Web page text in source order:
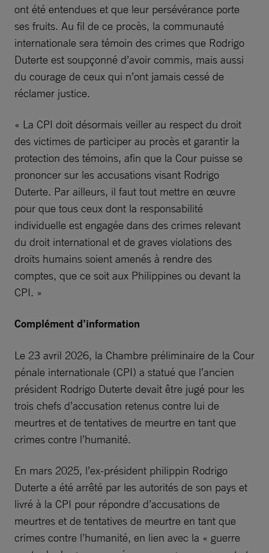
ont été entendues et que leur persévérance porte
ses fruits. Au fil de ce procès, la communauté
internationale sera témoin des crimes que Rodrigo
Duterte est soupçonné d’avoir commis, mais aussi
du courage de ceux qui n’ont jamais cessé de
réclamer justice.
« La CPI doit désormais veiller au respect du droit
des victimes de participer au procès et garantir la
protection des témoins, afin que la Cour puisse se
prononcer sur les accusations visant Rodrigo
Duterte. Par ailleurs, il faut tout mettre en œuvre
pour que tous ceux dont la responsabilité
individuelle est engagée dans des crimes relevant
du droit international et de graves violations des
droits humains soient amenés à rendre des
comptes, que ce soit aux Philippines ou devant la
CPI. »
Complément d’information
Le 23 avril 2026, la Chambre préliminaire de la Cour
pénale internationale (CPI) a statué que l’ancien
président Rodrigo Duterte devait être jugé pour les
trois chefs d’accusation retenus contre lui de
meurtres et de tentatives de meurtre en tant que
crimes contre l’humanité.
En mars 2025, l’ex-président philippin Rodrigo
Duterte a été arrêté par les autorités de son pays et
livré à la CPI pour répondre d’accusations de
meurtres et de tentatives de meurtre en tant que
crimes contre l’humanité, en lien avec la « guerre